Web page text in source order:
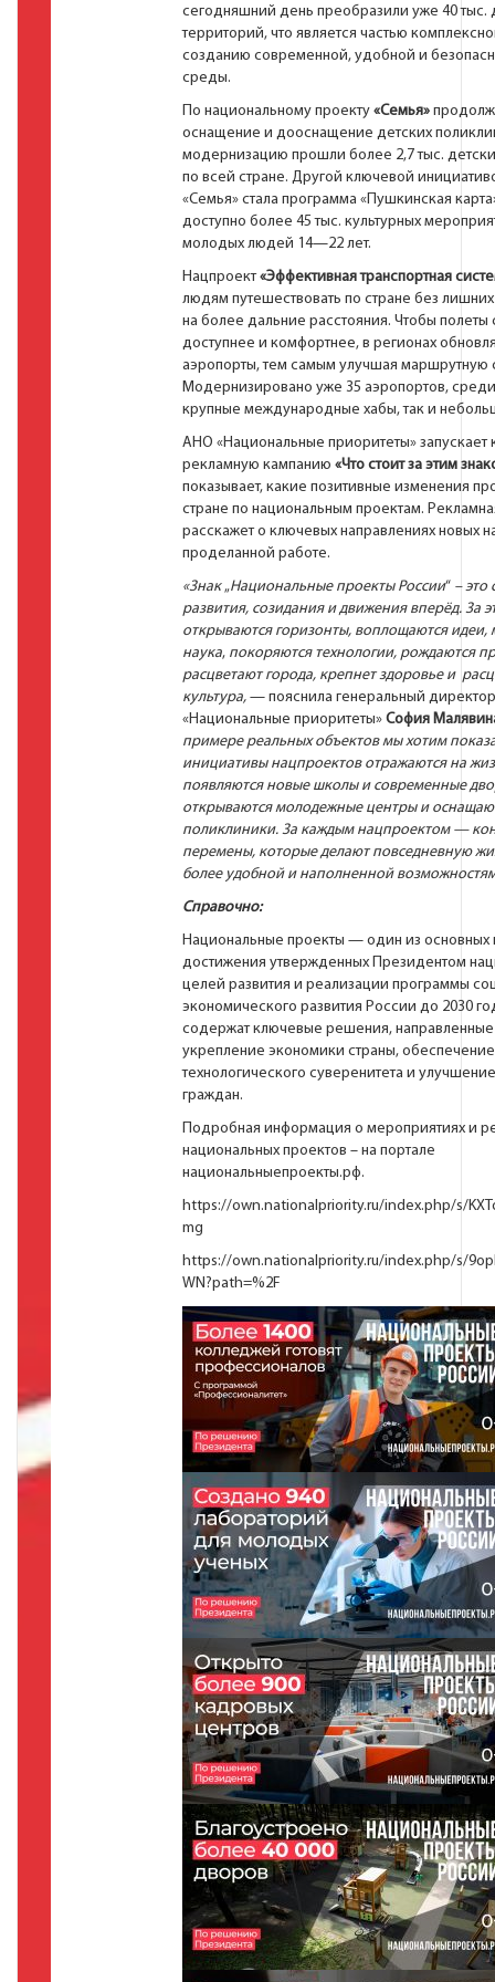
сегодняшний день преобразили уже 40 тыс.
территорий, что является частью
созданию современной, удобной и
среды.
По национальному проекту «Семья»
оснащение и дооснащение детских
модернизацию прошли более 2,7 тыс.
по всей стране. Другой ключевой
«Семья» стала программа «Пушкинская
доступно более 45 тыс. культурных
молодых людей 14—22 лет.
Нацпроект«Эффективная транспортная
людям путешествовать по стране без
на более дальние расстояния. Чтобы полеты
доступнее и комфортнее, в регионах
аэропорты, тем самым улучшая маршрутную
Модернизировано уже 35 аэропортов, среди
крупные международные хабы, так и
АНО «Национальные приоритеты» запускает
рекламную кампанию «Что стоит за этим
показывает, какие позитивные изменения
стране по национальным проектам.
расскажет о ключевых направлениях новых
проделанной работе.
«Знак„Национальные проекты России“– это
развития, созидания и движения вперёд. За
открываются горизонты, воплощаются идеи,
наука, покоряются технологии, рождаются
расцветают города, крепнет здоровье и
культура, — пояснила генеральный
«Национальные приоритеты» София
примере реальных объектов мы хотим
инициативы нацпроектов отражаются на
появляются новые школы и современные
открываются молодежные центры и
поликлиники. За каждым нацпроектом —
перемены, которые делают повседневную
более удобной и наполненной
Справочно:
Национальные проекты — один из основных
достижения утвержденных Президентом
целей развития и реализации программы
экономического развития России до 2030
содержат ключевые решения, направленные
укрепление экономики страны, обеспечение
технологического суверенитета и
граждан.
Подробная информация о мероприятиях и
национальных проектов – на портале
национальныепроекты.рф.
https://own.nationalpriority.ru/index.php/s/
mg
https://own.nationalpriority.ru/index.php/s/
WN?path=%2F